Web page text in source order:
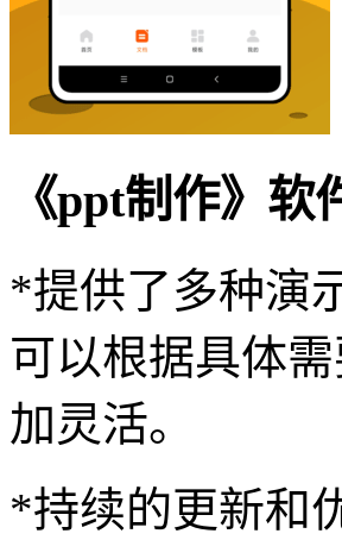
《ppt制作》软
*提供了多种演
可以根据具体
加灵活。
*持续的更新和